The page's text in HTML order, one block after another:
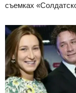
съемках